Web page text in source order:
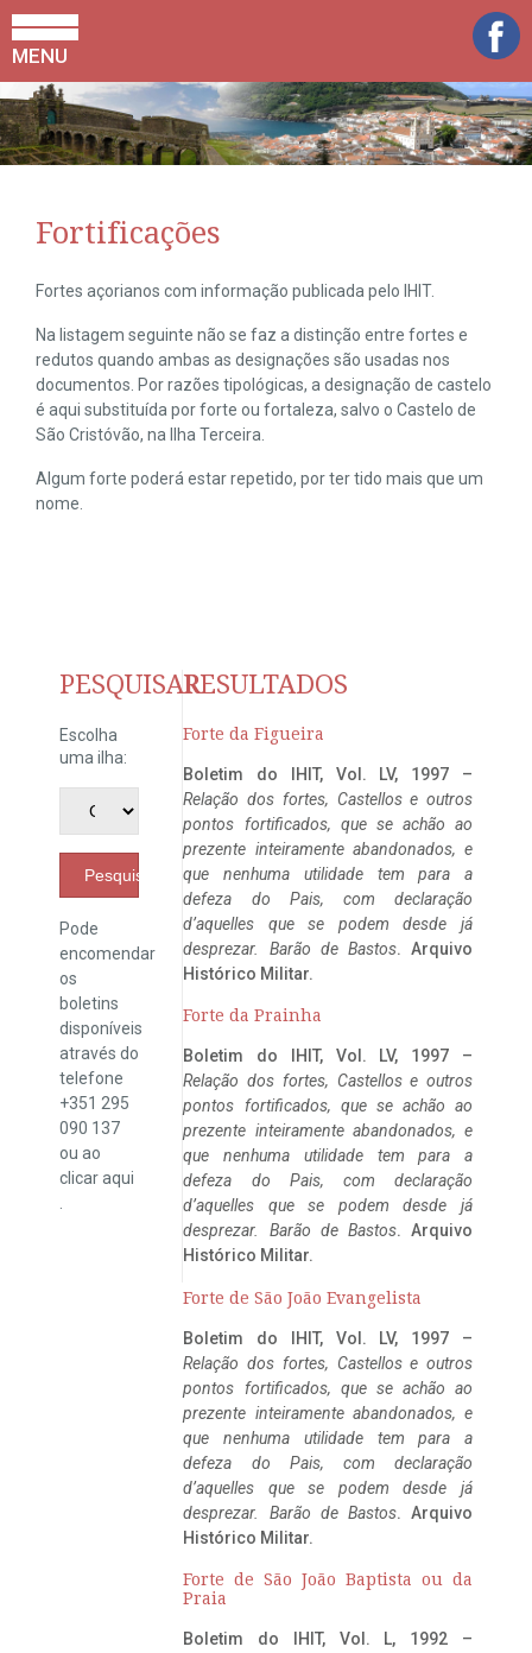
MENU
Fortificações
Fortes açorianos com informação publicada pelo IHIT.
Na listagem seguinte não se faz a distinção entre fortes e
redutos quando ambas as designações são usadas nos
documentos. Por razões tipológicas, a designação de castelo
é aqui substituída por forte ou fortaleza, salvo o Castelo de
São Cristóvão, na Ilha Terceira.
Algum forte poderá estar repetido, por ter tido mais que um
nome.
PESQUISAR
Escolha
uma ilha:
Pesquisar
Pode
encomendar
os
boletins
disponíveis
através do
telefone
+351 295
090 137
ou ao
clicaraqui
RESULTADOS
Forte da Figueira
Boletim do IHIT, Vol. LV, 1997 –
Relação dos fortes, Castellos e outros
pontos fortificados, que se achão ao
prezente inteiramente abandonados, e
que nenhuma utilidade tem para a
defeza do Pais, com declaração
d’aquelles que se podem desde já
desprezar. Barão de Bastos. Arquivo
Histórico Militar.
Forte da Prainha
Boletim do IHIT, Vol. LV, 1997 –
Relação dos fortes, Castellos e outros
pontos fortificados, que se achão ao
prezente inteiramente abandonados, e
que nenhuma utilidade tem para a
defeza do Pais, com declaração
d’aquelles que se podem desde já
desprezar. Barão de Bastos. Arquivo
Histórico Militar.
Forte de São João Evangelista
Boletim do IHIT, Vol. LV, 1997 –
Relação dos fortes, Castellos e outros
pontos fortificados, que se achão ao
prezente inteiramente abandonados, e
que nenhuma utilidade tem para a
defeza do Pais, com declaração
d’aquelles que se podem desde já
desprezar. Barão de Bastos. Arquivo
Histórico Militar.
Forte de São João Baptista ou da
Praia
Boletim do IHIT, Vol. L, 1992 –